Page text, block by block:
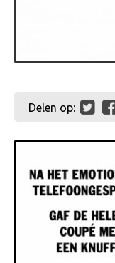
Delen op: